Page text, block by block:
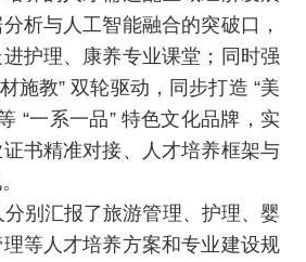
析与人工智能融合的突破口，
护理、康养专业课堂；同时强
施教” 双轮驱动，同步打造 “美
“一系一品” 特色文化品牌，实
书精准对接、人才培养框架与
别汇报了旅游管理、护理、婴
等人才培养方案和专业建设规